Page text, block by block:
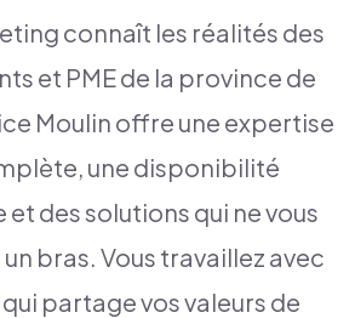
connaît les réalités des
et PME de la province de
Moulin offre une expertise
une disponibilité
des solutions qui ne vous
bras. Vous travaillez avec
partage vos valeurs de